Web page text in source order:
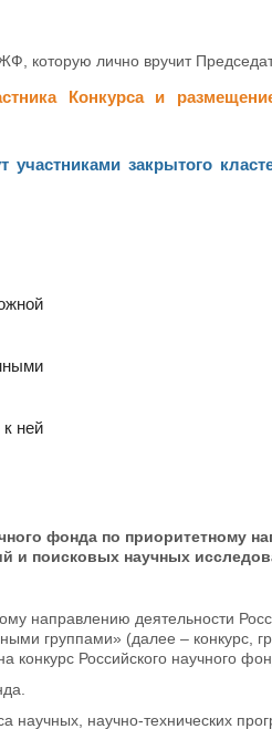
которую лично вручит
Конкурса и
закрытого
ней
фонда по приоритетному
и поисковых научных
направлению деятельности
группами» (далее – конкурс,
конкурс Российского научного
научных, научно-технических